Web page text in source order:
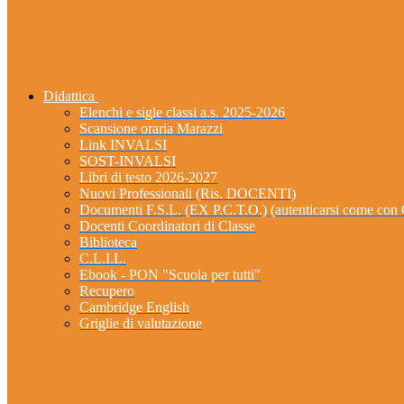
Didattica
Elenchi e sigle classi a.s. 2025-2026
Scansione oraria Marazzi
Link INVALSI
SOST-INVALSI
Libri di testo 2026-2027
Nuovi Professionali (Ris. DOCENTI)
Documenti F.S.L. (EX P.C.T.O.) (autenticarsi come
Docenti Coordinatori di Classe
Biblioteca
C.L.I.L.
Ebook - PON "Scuola per tutti"
Recupero
Cambridge English
Griglie di valutazione